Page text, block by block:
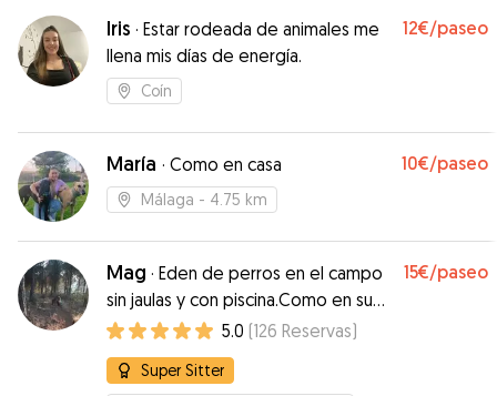
Iris · Estar rodeada de animales me
llena mis días de energía.
12€/paseo
Coín
María · Como en casa 10€/paseo
Málaga - 4.75 km
Mag · Eden de perros en el campo
sin jaulas y con piscina.Como en su
dulce hogar!
15€/paseo
5.0 (126 Reservas)
Super Sitter